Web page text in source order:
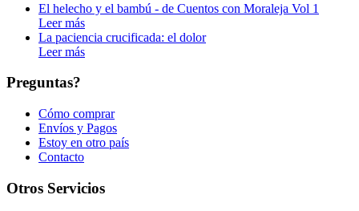
El helecho y el bambú - de Cuentos con Moraleja Vol 1
Leer más
La paciencia crucificada: el dolor
Leer más
Preguntas?
Cómo comprar
Envíos y Pagos
Estoy en otro país
Contacto
Otros Servicios